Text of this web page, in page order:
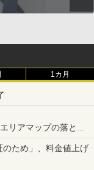
1カ月
リアマップの落とし
のため」、料金値上げ